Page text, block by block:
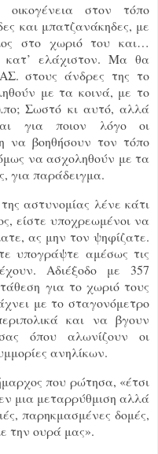
στον τόπο
και μπατζανάκηδες, με
στο χωριό του και…
κατ’ ελάχιστον. Μα θα
στους άνδρες της το
με τα κοινά, με το
Σωστό κι αυτό, αλλά
για ποιον λόγο οι
να βοηθήσουν τον τόπο
να ασχοληθούν με τα
για παράδειγμα.
αστυνομίας λένε κάτι
είστε υποχρεωμένοι να
ας μην τον ψηφίζατε.
υπογράψτε αμέσως τις
Αδιέξοδο με 357
για το χωριό τους
με το σταγονόμετρο
και να βγουν
όπου αλωνίζουν οι
ανηλίκων.
που ρώτησα, «έτσι
μια μεταρρύθμιση αλλά
παρηκμασμένες δομές,
την ουρά μας».